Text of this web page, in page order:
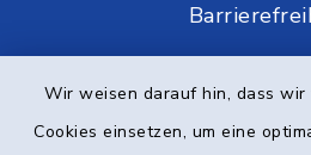
Wir weisen darauf hin, dass
Cookies einsetzen, um eine